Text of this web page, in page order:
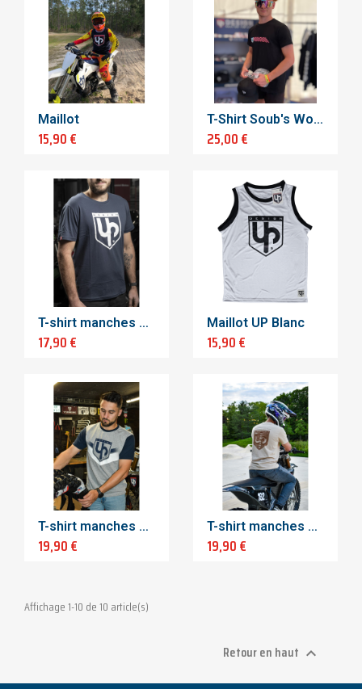
Maillot
15,90 €
T-Shirt Soub's World
25,00 €
T-shirt manches courtes bleu
17,90 €
Maillot UP Blanc
15,90 €
T-shirt manches courtes Speed
19,90 €
T-shirt manches courtes Track
19,90 €
Affichage 1-10 de 10 article(s)
Retour en haut 